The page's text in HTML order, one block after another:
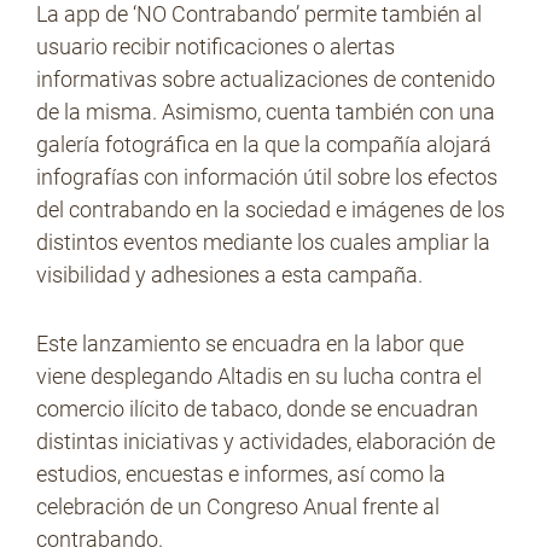
La app de ‘NO Contrabando’ permite también al
usuario recibir notificaciones o alertas
informativas sobre actualizaciones de contenido
de la misma. Asimismo, cuenta también con una
galería fotográfica en la que la compañía alojará
infografías con información útil sobre los efectos
del contrabando en la sociedad e imágenes de los
distintos eventos mediante los cuales ampliar la
visibilidad y adhesiones a esta campaña.
Este lanzamiento se encuadra en la labor que
viene desplegando Altadis en su lucha contra el
comercio ilícito de tabaco, donde se encuadran
distintas iniciativas y actividades, elaboración de
estudios, encuestas e informes, así como la
celebración de un Congreso Anual frente al
contrabando.